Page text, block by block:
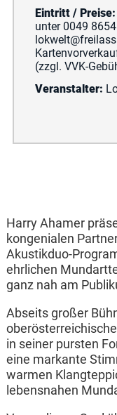
Eintritt / Preise:
unter 0049
(zzgl. VVK-
Veranstalter:
Harry Ahamer
kongenialen
Akustikduo-
ehrlichen
ganz nah am
Abseits großer
in seiner pursten
eine markante
warmen
lebensnahen